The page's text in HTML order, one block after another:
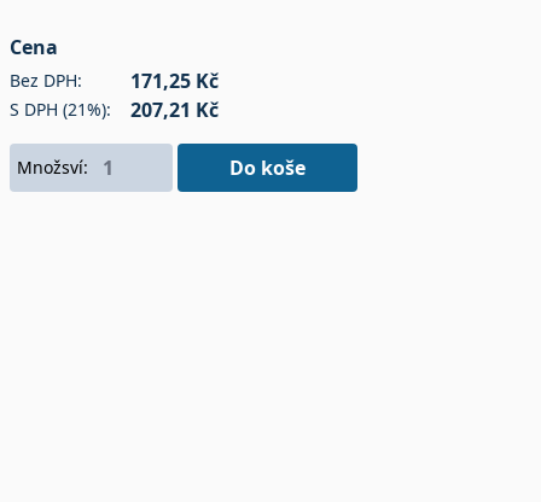
Cena
Bez DPH: 171,25 Kč
S DPH (21%): 207,21 Kč
Množsví: Do koše